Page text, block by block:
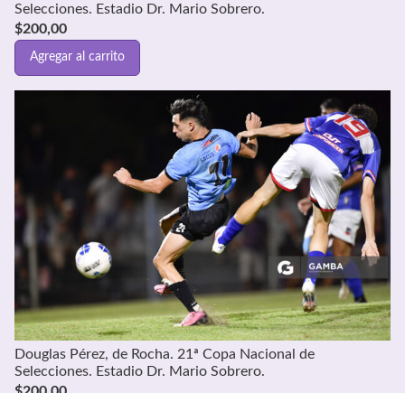
Selecciones. Estadio Dr. Mario Sobrero.
$200,00
Agregar al carrito
Douglas Pérez, de Rocha. 21ª Copa Nacional de
Selecciones. Estadio Dr. Mario Sobrero.